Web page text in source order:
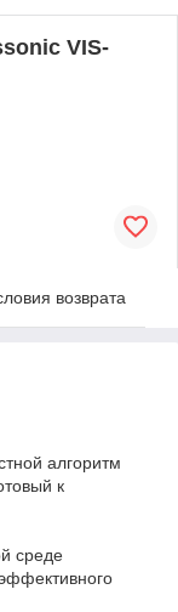
VIS-
возврата
алгоритм
к
среде